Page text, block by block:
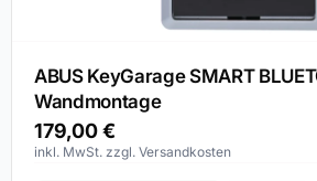
ABUS KeyGarage SMART
Wandmontage
179,00€
inkl. MwSt. zzgl. Versandkosten